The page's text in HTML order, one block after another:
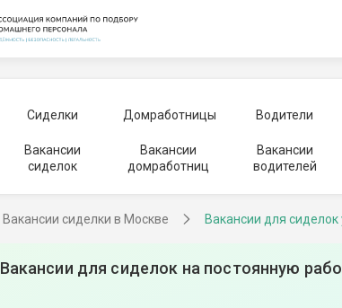
Сиделки Домработницы Водители
Вакансии
сиделок
Вакансии
домработниц
Вакансии
водителей
Вакансии сиделки в Москве Вакансии для
Вакансии для сиделок на постоянную